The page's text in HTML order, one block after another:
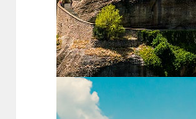
塞薩洛尼基